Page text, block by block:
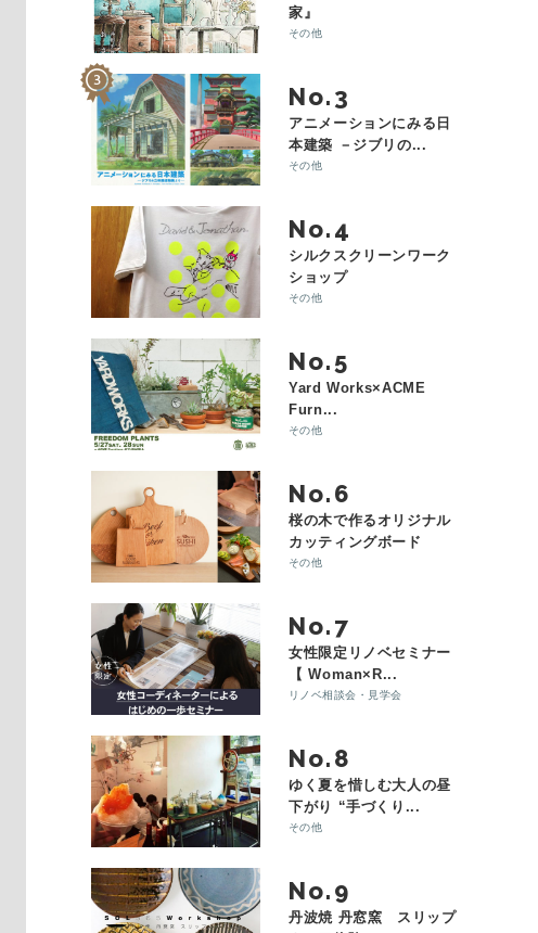
家』
その他
No.
アニメーションにみる日
本建築 －ジブリの...
その他
No.
シルクスクリーンワーク
ショップ
その他
No.
Yard Works×ACME
Furn...
その他
No.
桜の木で作るオリジナル
カッティングボード
その他
No.
女性限定リノベセミナー
【 Woman×R...
リノベ相談会・見学会
No.
ゆく夏を惜しむ大人の昼
下がり “手づくり...
その他
No.
丹波焼 丹窓窯 スリップ